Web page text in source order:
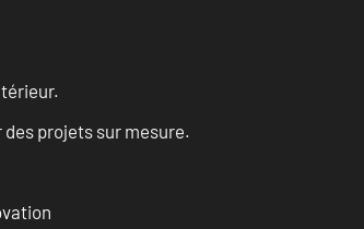
projets sur mesure.